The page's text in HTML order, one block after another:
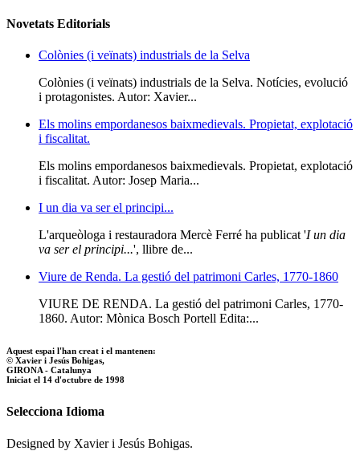
Novetats Editorials
Colònies (i veïnats) industrials de la Selva
Colònies (i veïnats) industrials de la Selva. Notícies, evolució
i protagonistes. Autor: Xavier...
Els molins empordanesos baixmedievals. Propietat, explotació
i fiscalitat.
Els molins empordanesos baixmedievals. Propietat, explotació
i fiscalitat. Autor: Josep Maria...
I un dia va ser el principi...
L'arqueòloga i restauradora Mercè Ferré ha publicat 'I un dia
va ser el principi...', llibre de...
Viure de Renda. La gestió del patrimoni Carles, 1770-1860
VIURE DE RENDA. La gestió del patrimoni Carles, 1770-
1860. Autor: Mònica Bosch Portell Edita:...
Aquest espai l'han creat i el mantenen:
© Xavier i Jesús Bohigas,
GIRONA - Catalunya
Iniciat el 14 d'octubre de 1998
Selecciona Idioma
Designed by Xavier i Jesús Bohigas.